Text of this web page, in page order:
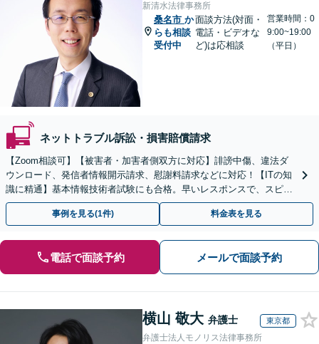
新清水法律事務所
桑名市 か
らも相談
受付中
面談方法(対面・
電話・ビデオな
ど)は応相談
営業時間：0
9:00~19:00
（平日）
ネットトラブル訴訟・損害賠償請求
【Zoom相談可】【被害者・加害者側双方に対応】誹謗中傷、違法ダ
ウンロード、発信者情報開示請求、慰謝料請求などに対応！【ITの知
識に精通】基本情報技術者試験にも合格。早いレスポンスで、スピー
ド感を持って対応します。【Torrentの相談◎】
事例を見る(1件) 料金表を見る
電話で面談予約 メールで面談予約
横山 敬大 弁護士 東京都
弁護士法人モノリス法律事務所